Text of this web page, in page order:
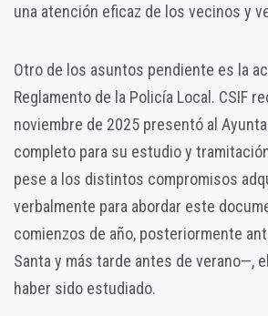
una atención eficaz de los vecinos y
Otro de los asuntos pendiente es la
Reglamento de la Policía Local. CSIF
noviembre de 2025 presentó al
completo para su estudio y
pese a los distintos compromisos
verbalmente para abordar este
comienzos de año, posteriormente
Santa y más tarde antes de verano—,
haber sido estudiado.